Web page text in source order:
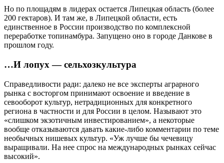
Но по площадям в лидерах остается Липецкая область (более
200 гектаров). И там же, в Липецкой области, есть
единственное в России производство по комплексной
переработке топинамбура. Запущено оно в городе Данкове в
прошлом году.
…И лопух — сельхозкультура
Справедливости ради: далеко не все эксперты аграрного
рынка с восторгом принимают освоение и введение в
севооборот культур, нетрадиционных для конкретного
региона в частности и для России в целом. Называют это
«слишком экзотичным инвестированием», а некоторые
вообще отказываются давать какие‑либо комментарии по теме
необычных нишевых культур. «Уж лучше бы чечевицу
выращивали. На нее спрос на международных рынках сейчас
высокий».